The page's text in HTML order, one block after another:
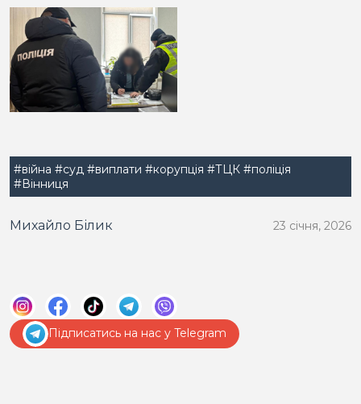
#війна #суд #виплати #корупція #ТЦК #поліція
#Вінниця
Михайло Білик 23 січня, 2026
Підписатись на нас у Telegram